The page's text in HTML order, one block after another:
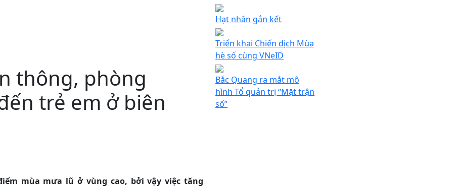
thông, phòng
trẻ em ở biên
mùa mưa lũ ở vùng cao, bởi vậy việc tăng
Hạt nhân gắn kết
Triển khai Chiến dịch Mùa
hè số cùng VNeID
Bắc Quang ra mắt mô
hình Tổ quản trị “Mặt trận
số”